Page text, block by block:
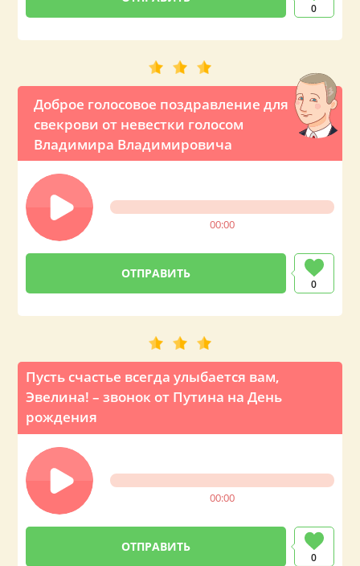
0
Доброе голосовое поздравление для
свекрови от невестки голосом
Владимира Владимировича
00:00
0
Пусть счастье всегда улыбается вам,
Эвелина! – звонок от Путина на День
рождения
00:00
0